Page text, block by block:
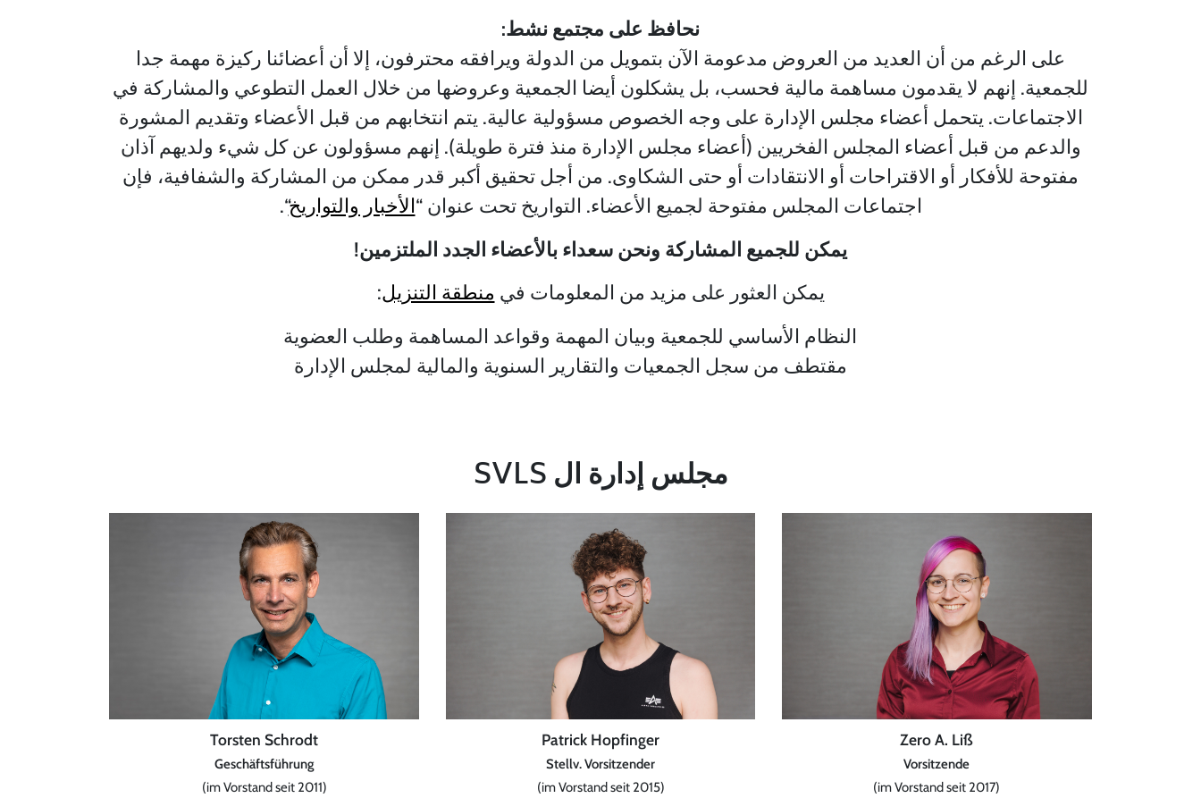
نحافظ على مجتمع نشط:
على الرغم من أن العديد من العروض مدعومة الآن بتمويل من الدولة ويرافقه محترفون، إلا أن أعضائنا ركيزة مهمة جدا
للجمعية. إنهم لا يقدمون مساهمة مالية فحسب، بل يشكلون أيضا الجمعية وعروضها من خلال العمل التطوعي والمشاركة في
الاجتماعات. يتحمل أعضاء مجلس الإدارة على وجه الخصوص مسؤولية عالية. يتم انتخابهم من قبل الأعضاء وتقديم المشورة
والدعم من قبل أعضاء المجلس الفخريين (أعضاء مجلس الإدارة منذ فترة طويلة). إنهم مسؤولون عن كل شيء ولديهم آذان
مفتوحة للأفكار أو الاقتراحات أو الانتقادات أو حتى الشكاوى. من أجل تحقيق أكبر قدر ممكن من المشاركة والشفافية، فإن
اجتماعات المجلس مفتوحة لجميع الأعضاء. التواريخ تحت عنوان “الأخبار والتواريخ“.
يمكن للجميع المشاركة ونحن سعداء بالأعضاء الجدد الملتزمين!
يمكن العثور على مزيد من المعلومات في منطقة التنزيل:
النظام الأساسي للجمعية وبيان المهمة وقواعد المساهمة وطلب العضوية
مقتطف من سجل الجمعيات والتقارير السنوية والمالية لمجلس الإدارة
مجلس إدارة ال SVLS
Zero A. Liß
Vorsitzende
(im Vorstand seit 2017)
Patrick Hopfinger
Stellv. Vorsitzender
(im Vorstand seit 2015)
Torsten Schrodt
Geschäftsführung
(im Vorstand seit 2011)